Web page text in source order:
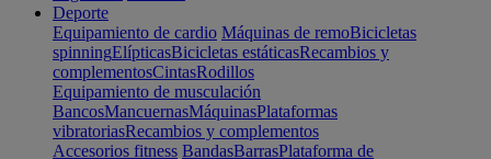
Deporte
Equipamiento de cardio Máquinas de remoBicicletas
spinningElípticasBicicletas estáticasRecambios y
complementosCintasRodillos
Equipamiento de musculación
BancosMancuernasMáquinasPlataformas
vibratoriasRecambios y complementos
Accesorios fitness BandasBarrasPlataforma de